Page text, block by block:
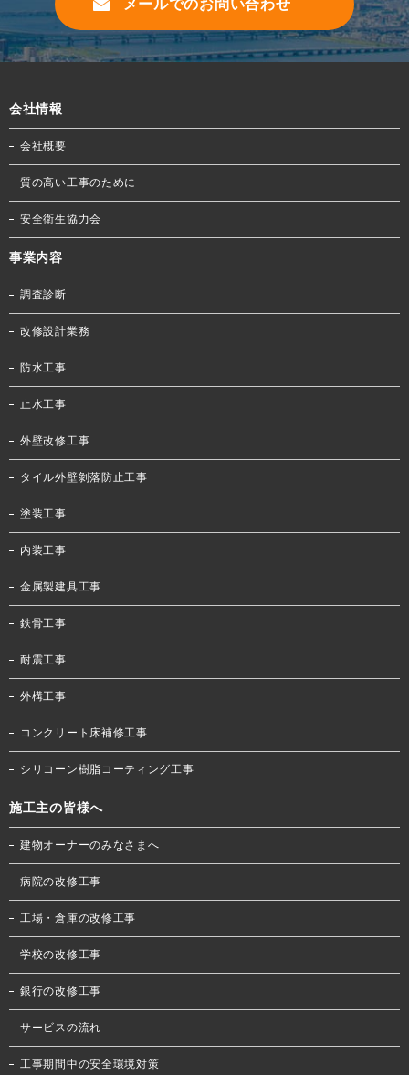
メールでのお問い合わせ
会社情報
会社概要
質の高い工事のために
安全衛生協力会
事業内容
調査診断
改修設計業務
防水工事
止水工事
外壁改修工事
タイル外壁剝落防止工事
塗装工事
内装工事
金属製建具工事
鉄骨工事
耐震工事
外構工事
コンクリート床補修工事
シリコーン樹脂コーティング工事
施工主の皆様へ
建物オーナーのみなさまへ
病院の改修工事
工場・倉庫の改修工事
学校の改修工事
銀行の改修工事
サービスの流れ
工事期間中の安全環境対策